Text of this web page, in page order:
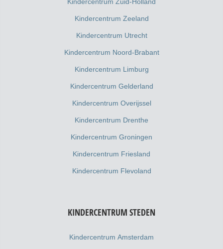
Kindercentrum Zeeland
Kindercentrum Utrecht
Kindercentrum Noord-Brabant
Kindercentrum Limburg
Kindercentrum Gelderland
Kindercentrum Overijssel
Kindercentrum Drenthe
Kindercentrum Groningen
Kindercentrum Friesland
Kindercentrum Flevoland
KINDERCENTRUM STEDEN
Kindercentrum Amsterdam